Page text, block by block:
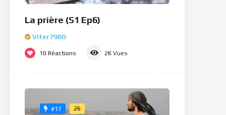
La prière (S1 Ep6)
Viter7960
10 Réactions 2K Vues
#17 26